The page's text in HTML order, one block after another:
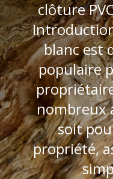
clôture
blanc est
populaire
nombreux
soit
propriété,